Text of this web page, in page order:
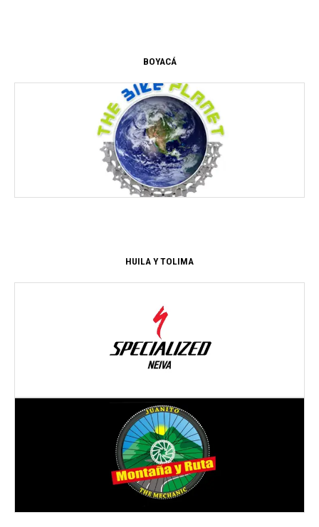
BOYACÁ
Dirección:CR 6 36 34
TUNJA- bOYACÁ
HUILA Y TOLIMA
C. 8 #16A - 05
NEIVA- HUILA
Dirección:Cl. 31 #5-29
IBAGUE- TOLIMA